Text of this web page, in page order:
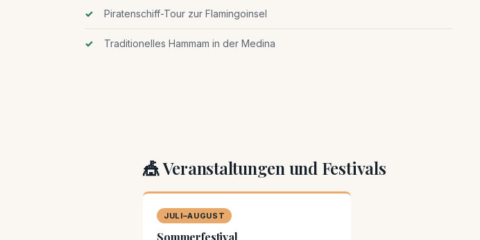
Piratenschiff-Tour zur Flamingoinsel
Traditionelles Hammam in der Medina
🎪 Veranstaltungen und Festivals
JULI–AUGUST
Sommerfestival